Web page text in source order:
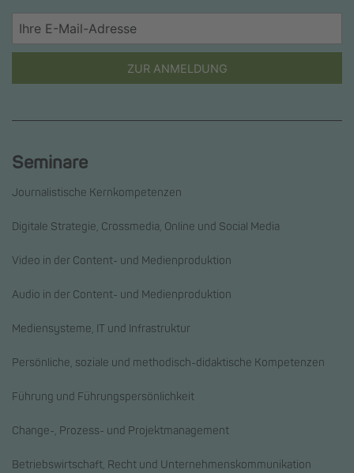
ZUR ANMELDUNG
Seminare
Journalistische Kernkompetenzen
Digitale Strategie, Crossmedia, Online und Social Media
Video in der Content- und Medienproduktion
Audio in der Content- und Medienproduktion
Mediensysteme, IT und Infrastruktur
Persönliche, soziale und methodisch-didaktische Kompetenzen
Führung und Führungspersönlichkeit
Change-, Prozess- und Projektmanagement
Betriebswirtschaft, Recht und Unternehmenskommunikation